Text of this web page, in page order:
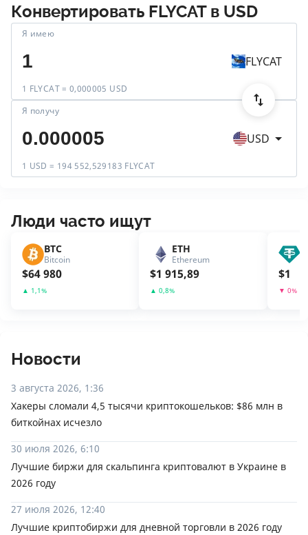
Конвертировать FLYCATв USD
Я имею
1 FLYCAT = 0,000005 USD
FLYCAT
Я получу
1 USD = 194 552,529183 FLYCAT
USD
Люди часто ищут
BTC
Bitcoin
$64 980
▲ 1,1%
ETH
Ethereum
$1 915,89
▲ 0,8%
$1
▼ 0%
Новости
3 августа 2026, 1:36
Хакеры сломали 4,5 тысячи криптокошельков: $86 млн в
биткойнах исчезло
30 июля 2026, 6:10
Лучшие биржи для скальпинга криптовалют в Украине в
2026 году
27 июля 2026, 12:40
Лучшие криптобиржи для дневной торговли в 2026 году